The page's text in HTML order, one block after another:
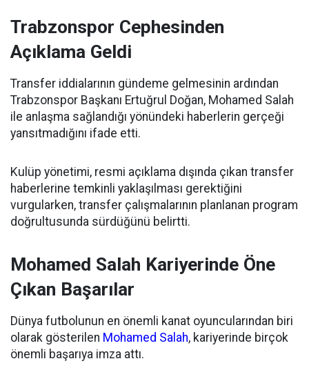
Trabzonspor Cephesinden
Açıklama Geldi
Transfer iddialarının gündeme gelmesinin ardından
Trabzonspor Başkanı Ertuğrul Doğan, Mohamed Salah
ile anlaşma sağlandığı yönündeki haberlerin gerçeği
yansıtmadığını ifade etti.
Kulüp yönetimi, resmi açıklama dışında çıkan transfer
haberlerine temkinli yaklaşılması gerektiğini
vurgularken, transfer çalışmalarının planlanan program
doğrultusunda sürdüğünü belirtti.
Mohamed Salah Kariyerinde Öne
Çıkan Başarılar
Dünya futbolunun en önemli kanat oyuncularından biri
olarak gösterilen Mohamed Salah, kariyerinde birçok
önemli başarıya imza attı.